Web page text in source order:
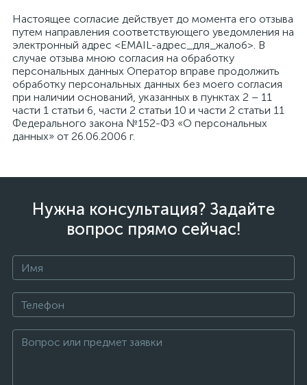
Настоящее согласие действует до момента его отзыва
путем направления соответствующего уведомления на
электронный адрес <EMAIL-адрес_для_жалоб>. В
случае отзыва мною согласия на обработку
персональных данных Оператор вправе продолжить
обработку персональных данных без моего согласия
при наличии оснований, указанных в пунктах 2 – 11
части 1 статьи 6, части 2 статьи 10 и части 2 статьи 11
Федерального закона №152-ФЗ «О персональных
данных» от 26.06.2006 г.
Нужна консультация? Задайте
вопрос прямо сейчас!